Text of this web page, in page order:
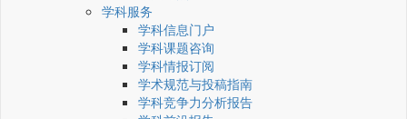
学科服务
学科信息门户
学科课题咨询
学科情报订阅
学术规范与投稿指南
学科竞争力分析报告